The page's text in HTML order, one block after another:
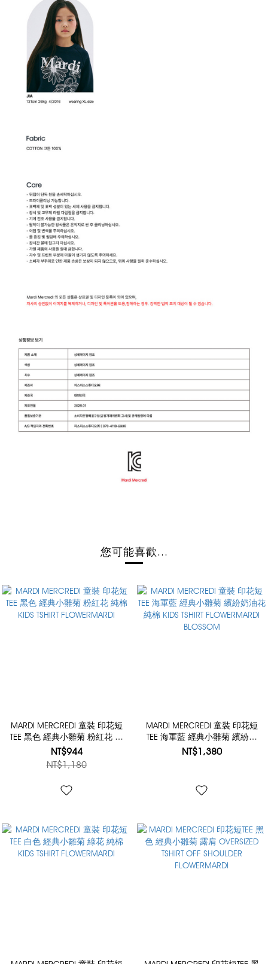
您可能喜歡...
MARDI MERCREDI 童裝 印花短
TEE 黑色 經典小雛菊 粉紅花 純
棉 KIDS TSHIRT FLOWERMARDI
NT$944
NT$1,180
MARDI MERCREDI 童裝 印花短
TEE 海軍藍 經典小雛菊 繽紛奶
油花 純棉 KIDS TSHIRT
NT$1,380